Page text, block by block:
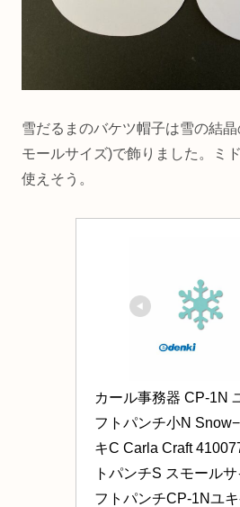
雪だるまのバケツ帽子は雪の結
モールサイズ)で飾りました。ミ
使えそう。
カール事務器 CP-1N
フトパンチ小N
キC Carla Craft
トパンチS スモール
フトパンチCP-1Nユ